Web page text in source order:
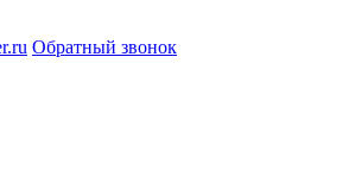
Обратный звонок